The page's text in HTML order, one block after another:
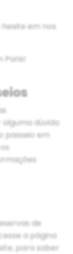
em nos
Paris!
dúvida
passeio em
de
a página
para saber